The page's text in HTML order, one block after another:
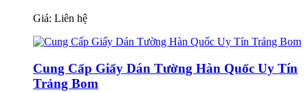
Giá: Liên hệ
Cung Cấp Giấy Dán Tường Hàn Quốc Uy Tín
Trảng Bom